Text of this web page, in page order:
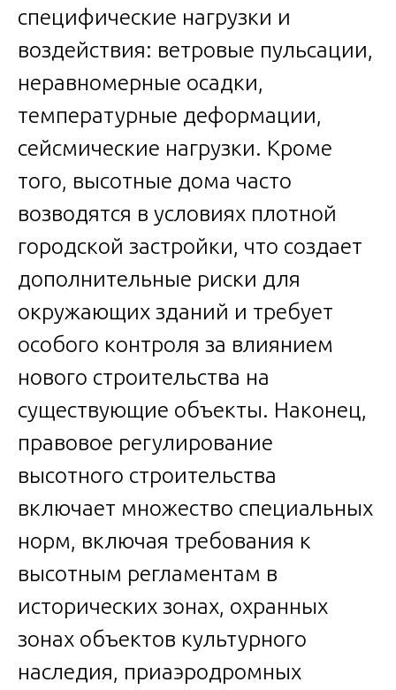
специфические нагрузки и
воздействия: ветровые пульсации,
неравномерные осадки,
температурные деформации,
сейсмические нагрузки. Кроме
того, высотные дома часто
возводятся в условиях плотной
городской застройки, что создает
дополнительные риски для
окружающих зданий и требует
особого контроля за влиянием
нового строительства на
существующие объекты. Наконец,
правовое регулирование
высотного строительства
включает множество специальных
норм, включая требования к
высотным регламентам в
исторических зонах, охранных
зонах объектов культурного
наследия, приаэродромных